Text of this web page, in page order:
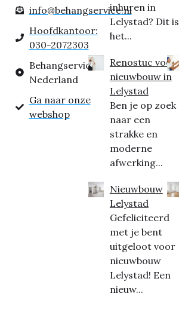
info@behangservice.nl
Hoofdkantoor:
030-2072303
Behangservice
Nederland
Ga naar onze
webshop
inhuren in
Lelystad? Dit is
het...
Renostuc voor
nieuwbouw in
Lelystad
Ben je op zoek
naar een
strakke en
moderne
afwerking...
Nieuwbouw
Lelystad
Gefeliciteerd
met je bent
uitgeloot voor
nieuwbouw
Lelystad! Een
nieuw...